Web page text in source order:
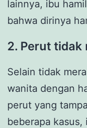
lainnya, ibu
bahwa dirinya
2. Perut tidak
Selain tidak
wanita dengan
perut yang
beberapa